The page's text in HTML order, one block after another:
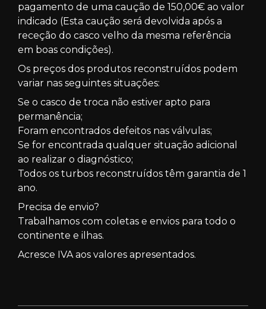
pagamento de uma caução de 150,00€ ao valor
indicado (Esta caução será devolvida após a
receção do casco velho da mesma referência
em boas condições).
Os preços dos produtos reconstruídos podem
variar nas seguintes situações:
Se o casco de troca não estiver apto para
permanência;
Foram encontrados defeitos nas válvulas;
Se for encontrada qualquer situação adicional
ao realizar o diagnóstico;
Todos os turbos reconstruídos têm garantia de 1
ano.
Precisa de envio?
Trabalhamos com coletas e envios para todo o
continente e ilhas.
Acresce IVA aos valores apresentados.